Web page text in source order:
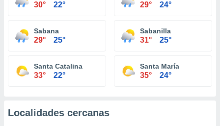
30° 22° 29° 24°
Sabana
29° 25°
Sabanilla
31° 25°
Santa Catalina
33° 22°
Santa María
35° 24°
Localidades cercanas